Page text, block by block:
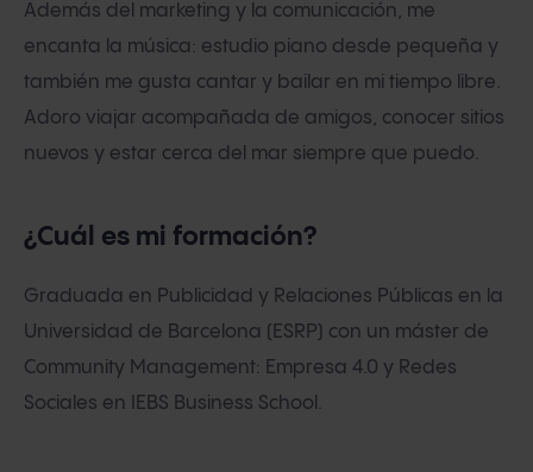
Además del marketing y la comunicación, me
encanta la música: estudio piano desde pequeña y
también me gusta cantar y bailar en mi tiempo libre.
Adoro viajar acompañada de amigos, conocer sitios
nuevos y estar cerca del mar siempre que puedo.
¿Cuál es mi formación?
Graduada en Publicidad y Relaciones Públicas en la
Universidad de Barcelona (ESRP) con un máster de
Community Management: Empresa 4.0 y Redes
Sociales en IEBS Business School.